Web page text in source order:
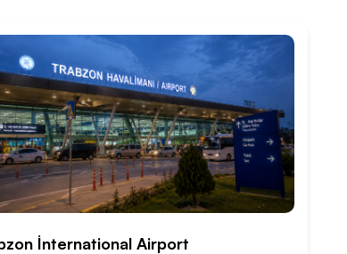
İnternational Airport